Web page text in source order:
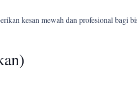
kesan mewah dan profesional bagi